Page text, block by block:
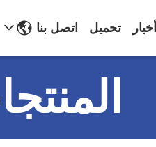
أخبار تحميل اتصل بنا